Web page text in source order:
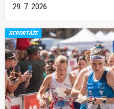
29. 7. 2026
REPORTÁŽE